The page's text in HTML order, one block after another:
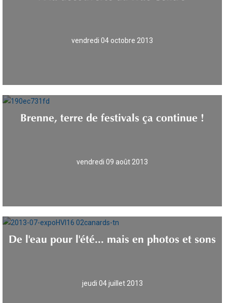
vendredi 04 octobre 2013
Brenne, terre de festivals ça continue !
vendredi 09 août 2013
De l'eau pour l'été... mais en photos et sons
jeudi 04 juillet 2013